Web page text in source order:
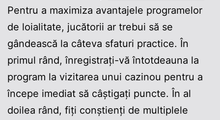
Pentru a maximiza avantajele programelor
de loialitate, jucătorii ar trebui să se
gândească la câteva sfaturi practice. În
primul rând, înregistrați-vă întotdeauna la
program la vizitarea unui cazinou pentru a
începe imediat să câștigați puncte. În al
doilea rând, fiți conștienți de multiplele